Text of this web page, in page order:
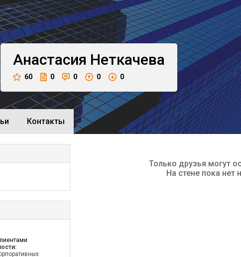
Анастасия Неткачева
60 0 0 0 0
Контакты
Только друзья могут
На стене пока нет